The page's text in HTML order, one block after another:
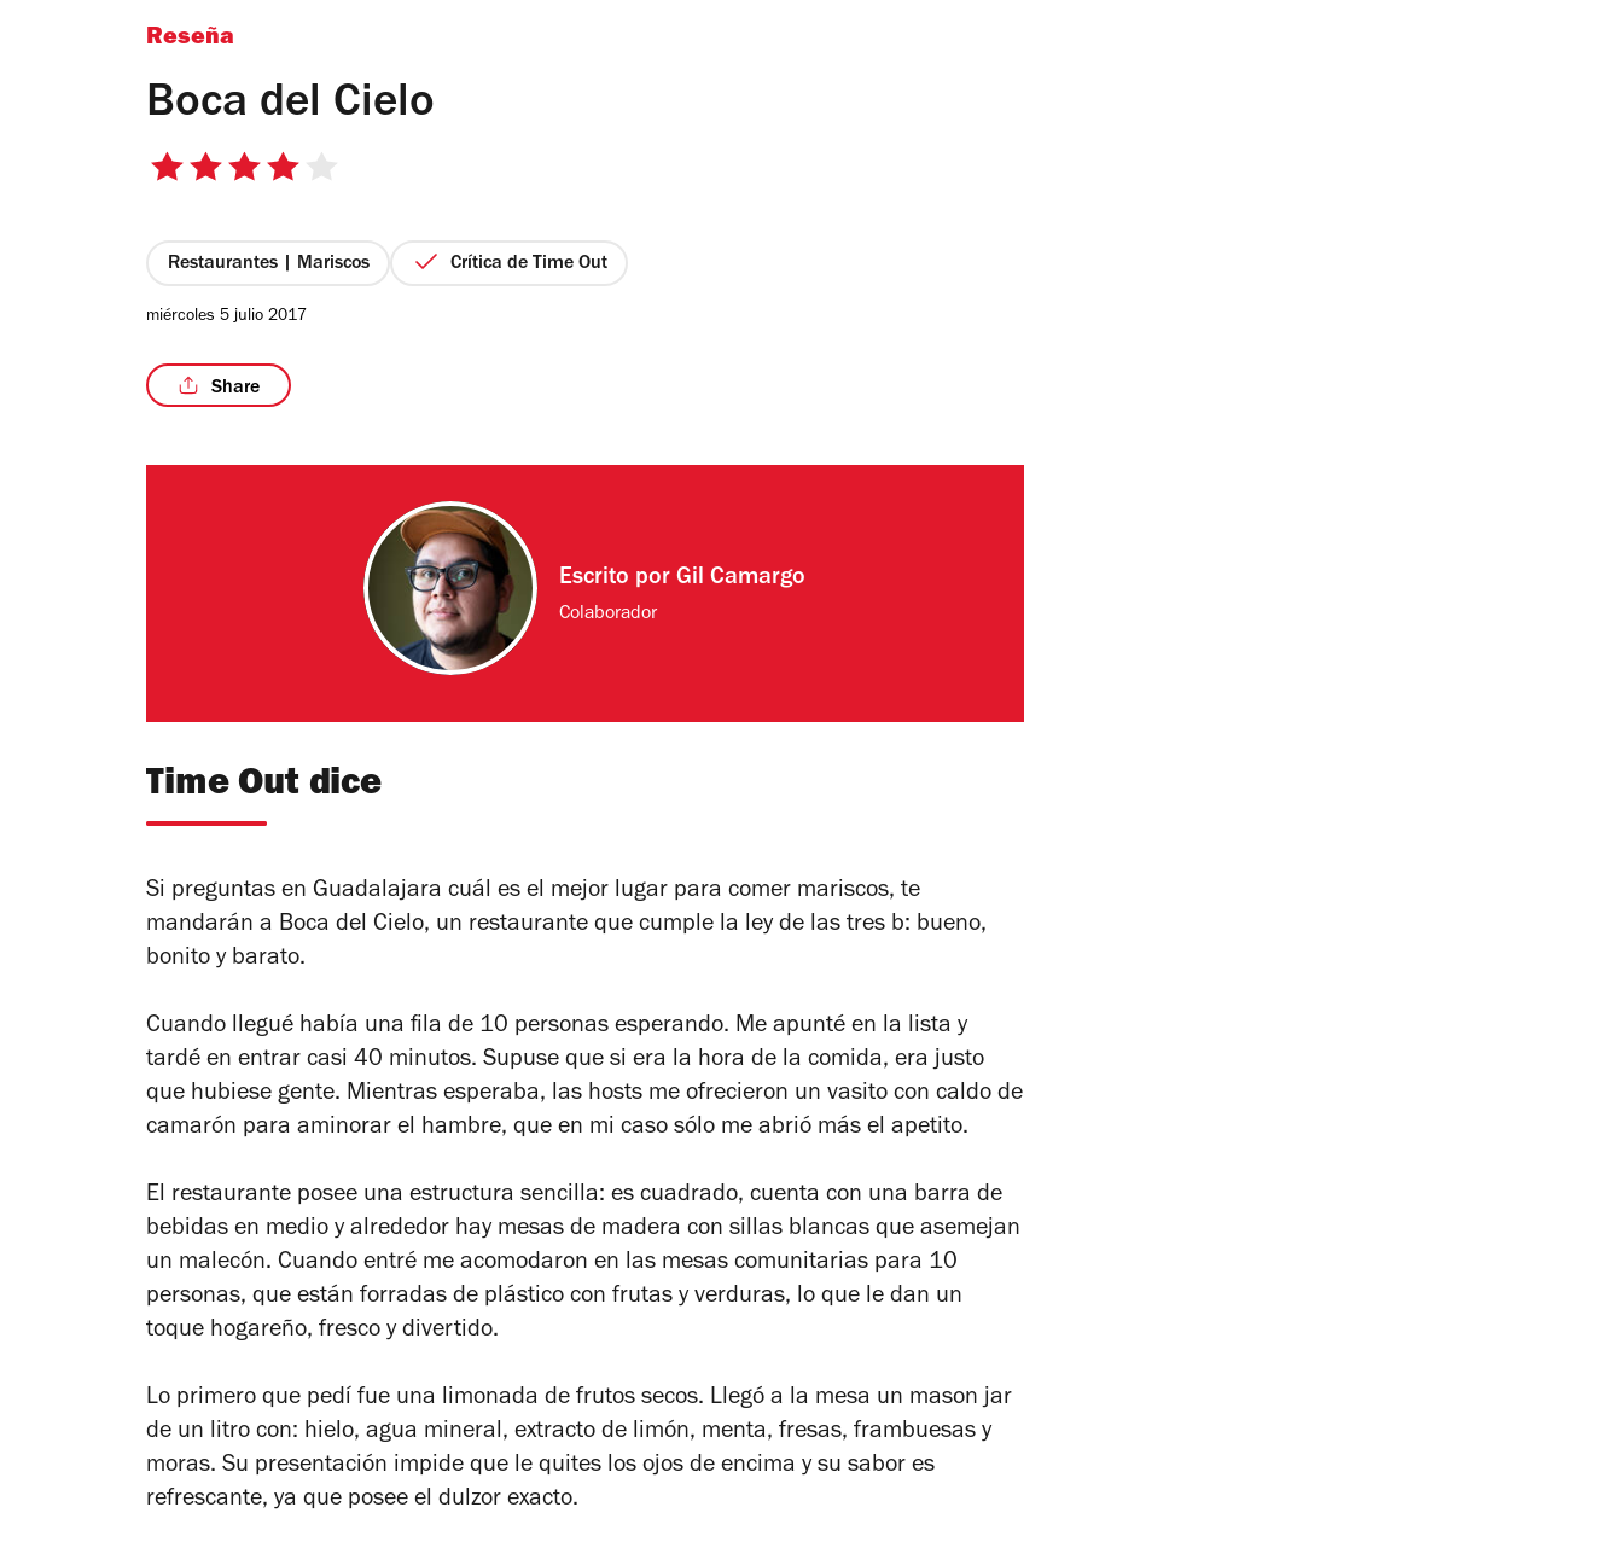
Reseña
Boca del Cielo
4
estrellas
Restaurantes | Mariscos Crítica de Time Out
miércoles 5 julio 2017
Share
Escrito porGil Camargo
Colaborador
Time Out dice
Si preguntas en Guadalajara cuál es el mejor lugar para comer mariscos, te
mandarán a Boca del Cielo, un restaurante que cumple la ley de las tres b: bueno,
bonito y barato.
Cuando llegué había una fila de 10 personas esperando. Me apunté en la lista y
tardé en entrar casi 40 minutos. Supuse que si era la hora de la comida, era justo
que hubiese gente. Mientras esperaba, las hosts me ofrecieron un vasito con caldo de
camarón para aminorar el hambre, que en mi caso sólo me abrió más el apetito.
El restaurante posee una estructura sencilla: es cuadrado, cuenta con una barra de
bebidas en medio y alrededor hay mesas de madera con sillas blancas que asemejan
un malecón. Cuando entré me acomodaron en las mesas comunitarias para 10
personas, que están forradas de plástico con frutas y verduras, lo que le dan un
toque hogareño, fresco y divertido.
Lo primero que pedí fue una limonada de frutos secos. Llegó a la mesa un mason jar
de un litro con: hielo, agua mineral, extracto de limón, menta, fresas, frambuesas y
moras. Su presentación impide que le quites los ojos de encima y su sabor es
refrescante, ya que posee el dulzor exacto.